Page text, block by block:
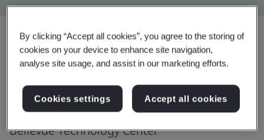
แชร์: อัปเกรด
Harman Connected Services, Inc
Bellevue Technology Center
By clicking “Accept all cookies”, you agree to the storing of
cookies on your device to enhance site navigation,
analyse site usage, and assist in our marketing efforts.
Cookies settings Accept all cookies